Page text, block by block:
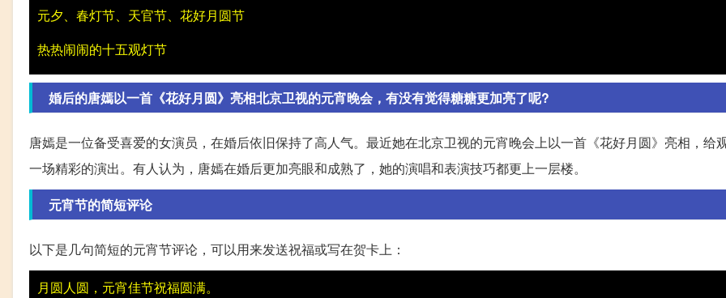
元夕、春灯节、天官节、花好月圆节
热热闹闹的十五观灯节
婚后的唐嫣以一首《花好月圆》亮相北京卫视的元宵晚会，有没有觉得糖糖更加亮了呢?
唐嫣是一位备受喜爱的女演员，在婚后依旧保持了高人气。最近她在北京卫视的元宵晚会上以一首《花好月圆》亮相，给
一场精彩的演出。有人认为，唐嫣在婚后更加亮眼和成熟了，她的演唱和表演技巧都更上一层楼。
元宵节的简短评论
以下是几句简短的元宵节评论，可以用来发送祝福或写在贺卡上：
月圆人圆，元宵佳节祝福圆满。